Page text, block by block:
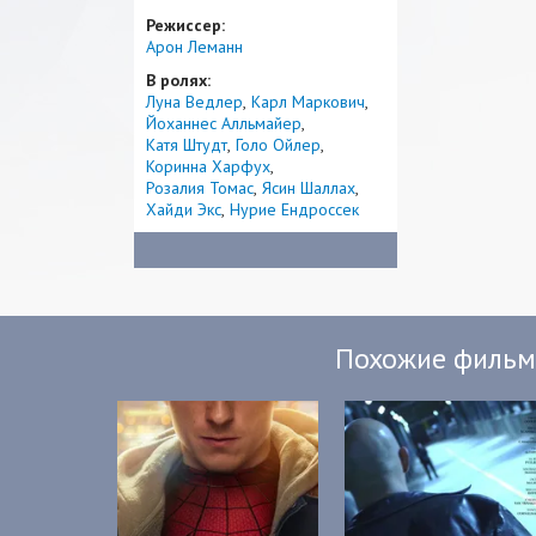
Режиссер:
Арон Леманн
В ролях:
Луна Ведлер Карл Маркович
Йоханнес Алльмайер
Катя Штудт Голо Ойлер
Коринна Харфух
Розалия Томас Ясин Шаллах
Хайди Экс Нурие Ендроссек
Похожие